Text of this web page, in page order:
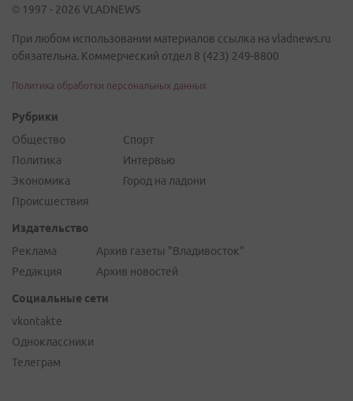
© 1997 - 2026 VLADNEWS
При любом использовании материалов ссылка на vladnews.ru
обязательна. Коммерческий отдел 8 (423) 249-8800
Политика обработки персональных данных
Рубрики
Общество
Политика
Экономика
Происшествия
Спорт
Интервью
Город на ладони
Издательство
Реклама
Редакция
Архив газеты "Владивосток"
Архив новостей
Социальные сети
vkontakte
Одноклассники
Телеграм